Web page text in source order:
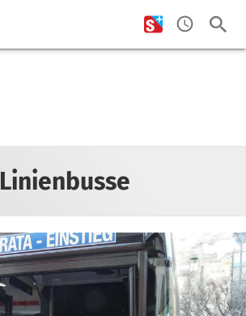
Linienbusse